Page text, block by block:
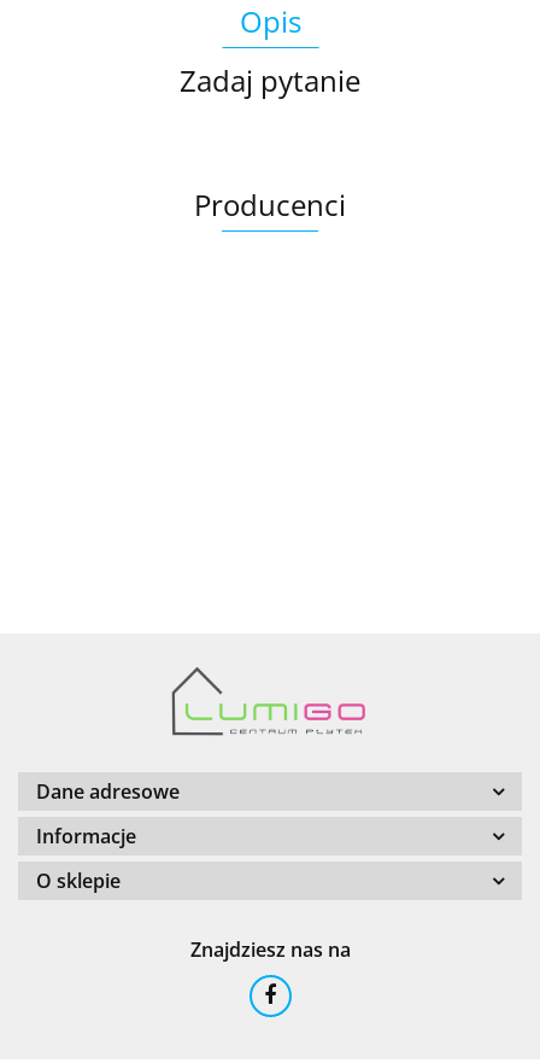
Opis
Zadaj pytanie
Producenci
Barwolf
Dane adresowe
Informacje
O sklepie
Znajdziesz nas na